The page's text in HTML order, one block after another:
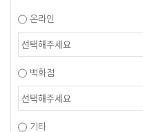
온라인
백화점
기타